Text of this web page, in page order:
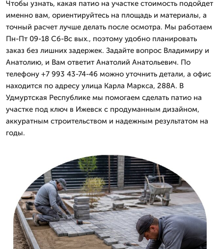
Чтобы узнать, какая патио на участке стоимость подойдет
именно вам, ориентируйтесь на площадь и материалы, а
точный расчет лучше делать после осмотра. Мы работаем
Пн-Пт 09-18 Сб-Вс вых., поэтому удобно планировать
заказ без лишних задержек. Задайте вопрос Владимиру и
Анатолию, и Вам ответит Анатолий Анатольевич. По
телефону +7 993 43-74-46 можно уточнить детали, а офис
находится по адресу улица Карла Маркса, 288А. В
Удмуртская Республике мы помогаем сделать патио на
участке под ключ в Ижевск с продуманным дизайном,
аккуратным строительством и надежным результатом на
годы.